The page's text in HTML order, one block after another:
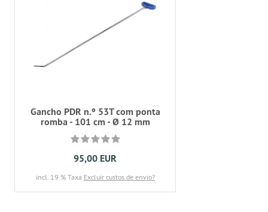
Gancho PDR n.º 53T com ponta
romba - 101 cm - Ø 12 mm
95,00 EUR
incl. 19 % Taxa Excluir custos de envio?